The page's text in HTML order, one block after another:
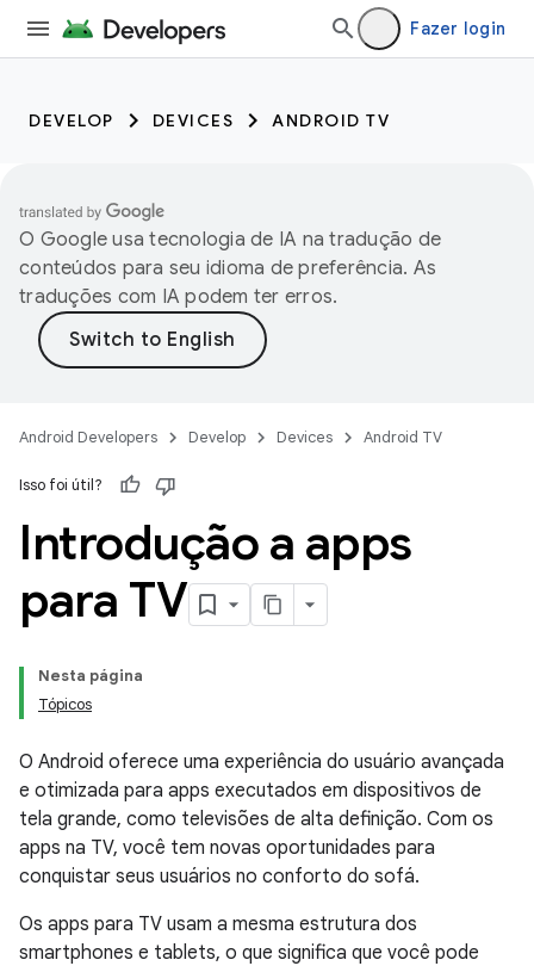
Fazer login
DEVELOP DEVICES ANDROID TV
O Google usa tecnologia de IA na tradução de
conteúdos para seu idioma de preferência. As
traduções com IA podem ter erros.
Android Developers Develop Devices Android TV
Isso foi útil?
Introdução a apps
para TV
Nesta página
Tópicos
O Android oferece uma experiência do usuário avançada
e otimizada para apps executados em dispositivos de
tela grande, como televisões de alta definição. Com os
apps na TV, você tem novas oportunidades para
conquistar seus usuários no conforto do sofá.
Os apps para TV usam a mesma estrutura dos
smartphones e tablets, o que significa que você pode